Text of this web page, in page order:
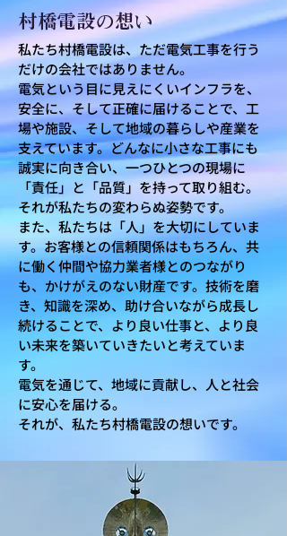
村橋電設の想い
私たち村橋電設は、ただ電気工事を行う
だけの会社ではありません。
電気という目に見えにくいインフラを、
安全に、そして正確に届けることで、工
場や施設、そして地域の暮らしや産業を
支えています。どんなに小さな工事にも
誠実に向き合い、一つひとつの現場に
「責任」と「品質」を持って取り組む。
それが私たちの変わらぬ姿勢です。
また、私たちは「人」を大切にしていま
す。お客様との信頼関係はもちろん、共
に働く仲間や協力業者様とのつながり
も、かけがえのない財産です。技術を磨
き、知識を深め、助け合いながら成長し
続けることで、より良い仕事と、より良
い未来を築いていきたいと考えていま
す。
電気を通じて、地域に貢献し、人と社会
に安心を届ける。
それが、私たち村橋電設の想いです。